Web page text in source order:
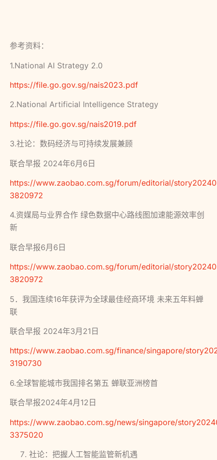
参考资料：
1.National AI Strategy 2.0
https://file.go.gov.sg/nais2023.pdf
2.National Artificial Intelligence Strategy
https://file.go.gov.sg/nais2019.pdf
3.社论：数码经济与可持续发展兼顾
联合早报 2024年6月6日
https://www.zaobao.com.sg/forum/editorial/
3820972
4.资媒局与业界合作 绿色数据中心路线图加速能源效率创
新
联合早报6月6日
https://www.zaobao.com.sg/forum/editorial/
3820972
5．我国连续16年获评为全球最佳经商环境 未来五年料蝉
联
联合早报 2024年3月21日
https://www.zaobao.com.sg/finance/singapore/
3190730
6.全球智能城市我国排名第五 蝉联亚洲榜首
联合早报2024年4月12日
https://www.zaobao.com.sg/news/singapore/
3375020
社论：把握人工智能监管新机遇